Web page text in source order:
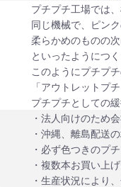
プチプチ工場では
同じ機械で、ピン
柔らかめのものの
といったようにつ
このようにプチプ
「アウトレットプチ
プチプチとしての
・法人向けのため
・沖縄、離島配送
・必ず色つきのプ
・複数本お買い上
・生産状況により